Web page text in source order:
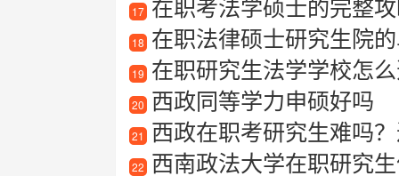
17
18 在职法律硕士研究生院
19 在职研究生法学学校怎
20 西政同等学力申硕好吗
21 西政在职考研究生难吗
22 西南政法大学在职研究生值得